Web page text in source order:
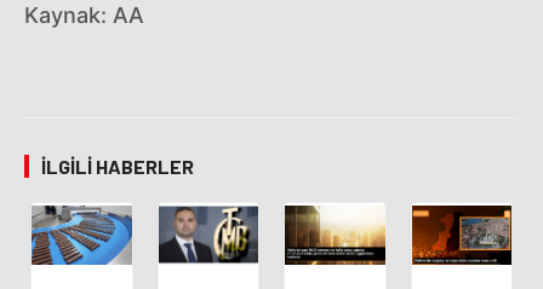
Kaynak: AA
İLGILI HABERLER